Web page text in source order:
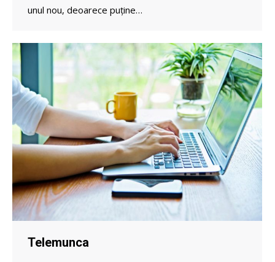
unul nou, deoarece puține…
Telemunca